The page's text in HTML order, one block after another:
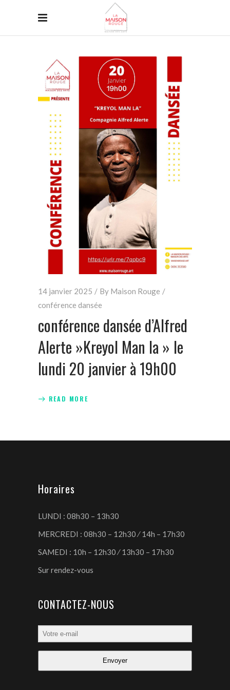
14 janvier 2025 By Maison Rouge
conférence dansée
conférence dansée d’Alfred
Alerte »Kreyol Man la » le
lundi 20 janvier à 19h00
READ MORE
Horaires
LUNDI : 08h30 – 13h30
MERCREDI : 08h30 – 12h30 ⁄ 14h – 17h30
SAMEDI : 10h – 12h30 ⁄ 13h30 – 17h30
Sur rendez-vous
CONTACTEZ-NOUS
Envoyer